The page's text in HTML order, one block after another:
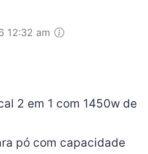
12:32 am
2 em 1 com 1450w de
pó com capacidade